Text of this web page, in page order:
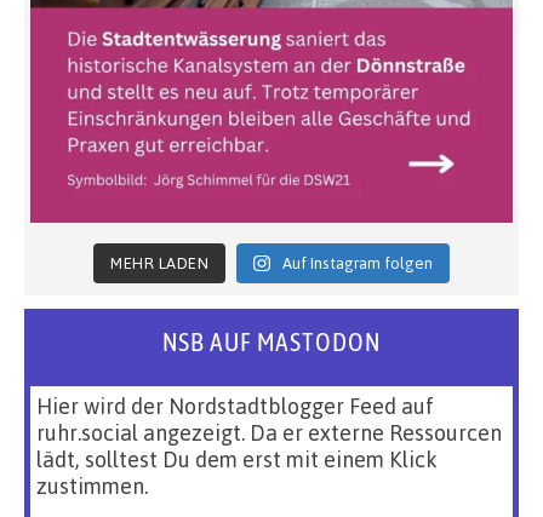
MEHR LADEN Auf Instagram folgen
NSB AUF MASTODON
Hier wird der Nordstadtblogger Feed auf
ruhr.social angezeigt. Da er externe Ressourcen
lädt, solltest Du dem erst mit einem Klick
zustimmen.